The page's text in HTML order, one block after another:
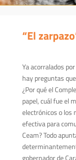
“El
Ya acorralados
hay preguntas
¿Por qué el
papel, cuál fue el
electrónicos o los
efectiva para
Ceam? Todo
gobernador de